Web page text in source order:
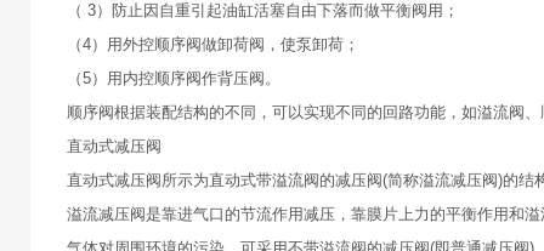
（ 3）防止因自重引起油缸活塞自由下落而做平衡阀用；
（4）用外控顺序阀做卸荷阀，使泵卸荷；
（5）用内控顺序阀作背压阀。
顺序阀根据装配结构的不同，可以实现不同的回路功能，如溢流阀
直动式减压阀
直动式减压阀所示为直动式带溢流阀的减压阀(简称溢流减压阀)的结
溢流减压阀是靠进气口的节流作用减压，靠膜片上力的平衡作用和